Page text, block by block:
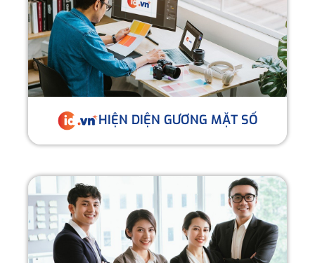
HIỆN DIỆN GƯƠNG MẶT SỐ